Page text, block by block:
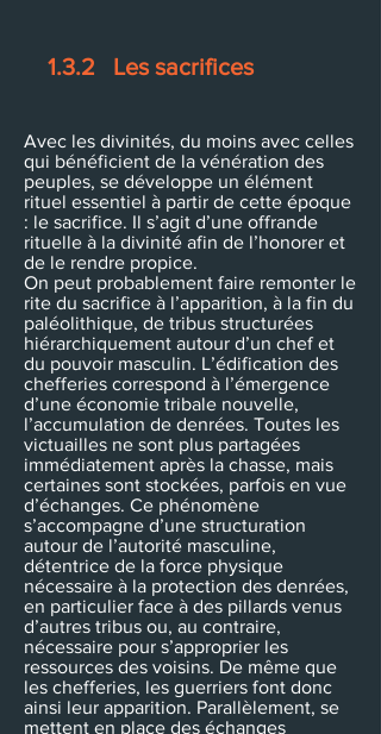
1.3.2 Les sacrifices
Avec les divinités, du moins avec celles
qui bénéficient de la vénération des
peuples, se développe un élément
rituel essentiel à partir de cette époque
: le sacrifice. Il s’agit d’une offrande
rituelle à la divinité afin de l’honorer et
de le rendre propice.
On peut probablement faire remonter le
rite du sacrifice à l’apparition, à la fin du
paléolithique, de tribus structurées
hiérarchiquement autour d’un chef et
du pouvoir masculin. L’édification des
chefferies correspond à l’émergence
d’une économie tribale nouvelle,
l’accumulation de denrées. Toutes les
victuailles ne sont plus partagées
immédiatement après la chasse, mais
certaines sont stockées, parfois en vue
d’échanges. Ce phénomène
s’accompagne d’une structuration
autour de l’autorité masculine,
détentrice de la force physique
nécessaire à la protection des denrées,
en particulier face à des pillards venus
d’autres tribus ou, au contraire,
nécessaire pour s’approprier les
ressources des voisins. De même que
les chefferies, les guerriers font donc
ainsi leur apparition. Parallèlement, se
mettent en place des échanges